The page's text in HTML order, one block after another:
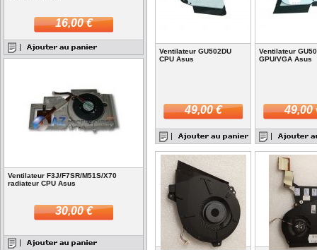
16,00 €
Ventilateur F3J/F7SR/M51S/X70
radiateur CPU Asus
30,00 €
Ventilateur GU502DU
CPU Asus
49,00 €
Ventilateur
GPU/VGA Asus
49,00